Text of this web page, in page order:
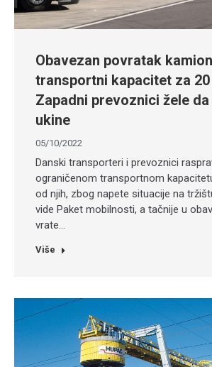
Obavezan povratak
transportni kapacitet za
Zapadni prevoznici žele
ukine
05/10/2022
Danski transporteri i prevoznici
ograničenom transportnom
od njih, zbog napete situacije na
vide Paket mobilnosti, a tačnije u
vrate…
Više